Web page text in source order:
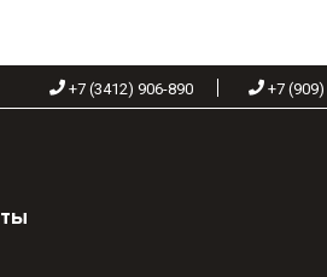
+7 (3412) 906-890 +7